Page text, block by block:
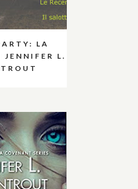
LA
JENNIFER L.